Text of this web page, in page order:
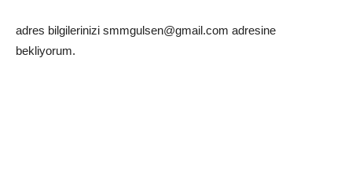
adres bilgilerinizi smmgulsen@gmail.com adresine
bekliyorum.